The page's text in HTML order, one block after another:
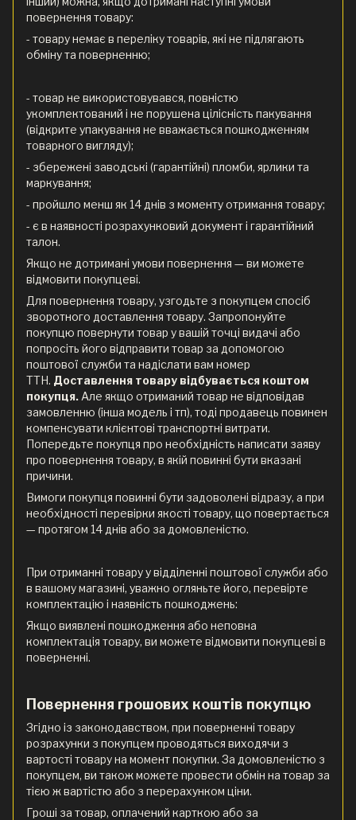
повернення товару:
- товару немає в переліку товарів, які не підлягають
обміну та поверненню;
- товар не використовувався, повністю
укомплектований і не порушена цілісність пакування
(відкрите упакування не вважається пошкодженням
товарного вигляду);
- збережені заводські (гарантійні) пломби, ярлики та
маркування;
- пройшло менш як 14 днів з моменту отримання товару;
- є в наявності розрахунковий документ і гарантійний
талон.
Якщо не дотримані умови повернення — ви можете
відмовити покупцеві.
Для повернення товару, узгодьте з покупцем спосіб
зворотного доставлення товару. Запропонуйте
покупцю повернути товар у вашій точці видачі або
попросіть його відправити товар за допомогою
поштової служби та надіслати вам номер
ТТН. Доставлення товару відбувається коштом
покупця. Але якщо отриманий товар не відповідав
замовленню (інша модель і тп), тоді продавець повинен
компенсувати клієнтові транспортні витрати.
Попередьте покупця про необхідність написати заяву
про повернення товару, в якій повинні бути вказані
причини.
Вимоги покупця повинні бути задоволені відразу, а при
необхідності перевірки якості товару, що повертається
— протягом 14 днів або за домовленістю.
При отриманні товару у відділенні поштової служби або
в вашому магазині, уважно огляньте його, перевірте
комплектацію і наявність пошкоджень:
Якщо виявлені пошкодження або неповна
комплектація товару, ви можете відмовити покупцеві в
поверненні.
Повернення грошових коштів покупцю
Згідно із законодавством, при поверненні товару
розрахунки з покупцем проводяться виходячи з
вартості товару на момент покупки. За домовленістю з
покупцем, ви також можете провести обмін на товар за
тією ж вартістю або з перерахунком ціни.
Гроші за товар, оплачений карткою або за